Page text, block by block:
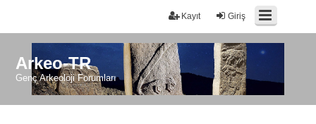
Giriş
Kayıt
Arkeo-TR
Genç Arkeoloji Forumları